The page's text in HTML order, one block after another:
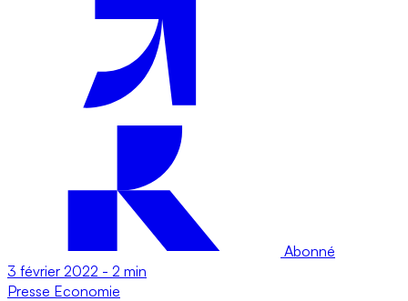
Abonné
3 février 2022 - 2 min
Presse Economie